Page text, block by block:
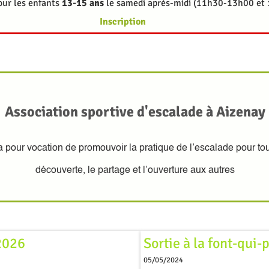
les enfants 13-15 ans le samedi après-midi (11h30-13h00
Inscription
Association sportive d'escalade à Aizenay
pour vocation de promouvoir la pratique de l’escalade pour
découverte, le partage et l’ouverture aux autres
Sortie à la font-qui-
05/05/2024